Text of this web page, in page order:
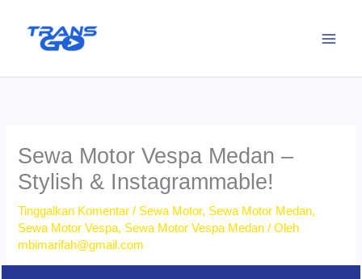
Sewa Motor Vespa Medan –
Stylish & Instagrammable!
Tinggalkan Komentar / Sewa Motor, Sewa Motor Medan,
Sewa Motor Vespa, Sewa Motor Vespa Medan / Oleh
mbimarifah@gmail.com